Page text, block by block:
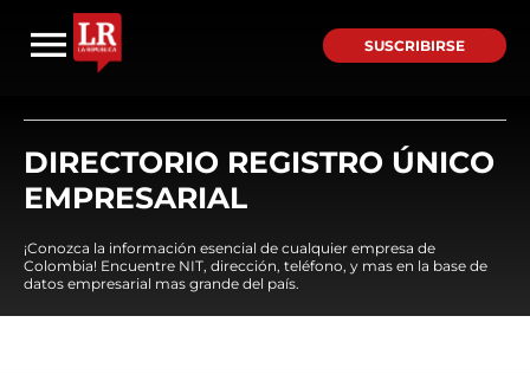
SUSCRIBIRSE
DIRECTORIO REGISTRO ÚNICO
EMPRESARIAL
¡Conozca la información esencial de cualquier empresa de
Colombia! Encuentre NIT, dirección, teléfono, y mas en la base de
datos empresarial mas grande del país.